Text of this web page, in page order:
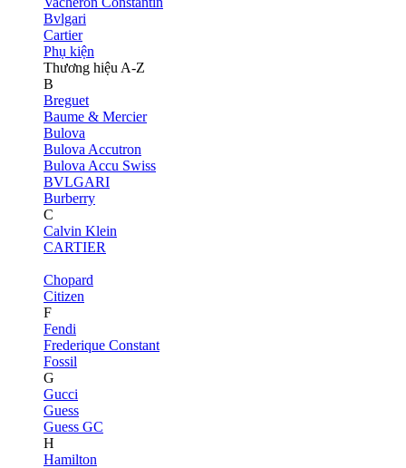
Bvlgari
Cartier
Phụ kiện
Thương hiệu A-Z
B
Breguet
Baume & Mercier
Bulova
Bulova Accutron
Bulova Accu Swiss
BVLGARI
Burberry
C
Calvin Klein
CARTIER
Chopard
Citizen
F
Fendi
Frederique Constant
Fossil
G
Gucci
Guess
Guess GC
H
Hamilton